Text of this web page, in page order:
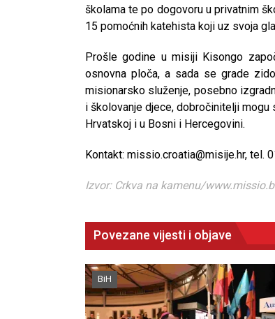
školama te po dogovoru u privatnim
15 pomoćnih katehista koji uz svoja
Prošle godine u misiji Kisongo
osnovna ploča, a sada se grade
misionarsko služenje, posebno
i školovanje djece, dobročinitelji
Hrvatskoj i u Bosni i Hercegovini.
Kontakt: missio.croatia@misije.hr,
Izvor: Crkva na kamenu/
Povezane vijesti i objave
BiH